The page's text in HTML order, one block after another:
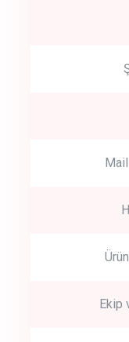
Ekip